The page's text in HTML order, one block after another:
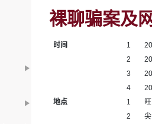
裸聊骗案及
时间
1
2
3
4
地点
1
2